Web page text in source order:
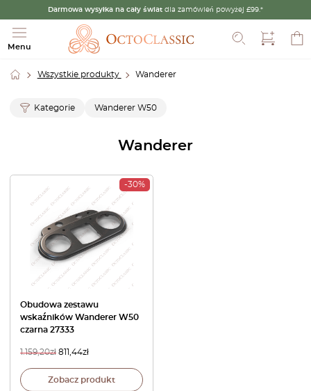
Darmowa wysyłka na cały świat dla zamówień powyżej £99.*
Menu
Szukaj
Wszystkie produkty Wanderer
Kategorie Wanderer W50
Wanderer
-30%
Obudowa zestawu
wskaźników Wanderer W50
czarna 27333
1.159,20zł 811,44zł
Zobacz produkt